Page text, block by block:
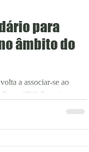
para
âmbito do
a associar-se ao
(IPO-Porto) para